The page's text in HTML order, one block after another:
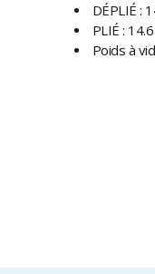
DÉPLIÉ :
PLIÉ :
Poids à